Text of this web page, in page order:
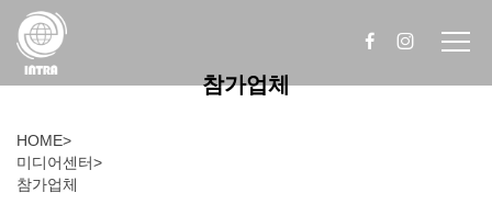
참가업체
HOME>
미디어센터>
참가업체